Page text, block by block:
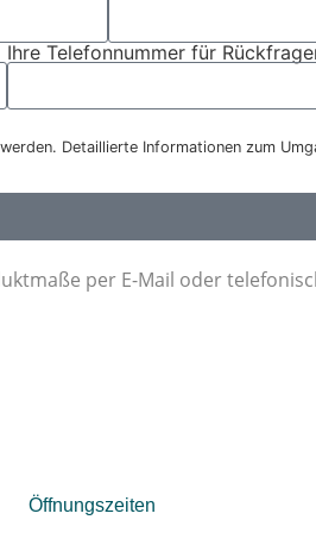
Ihre Telefonnummer für
Detaillierte Informationen zum
per E-Mail oder
Öffnungszeiten